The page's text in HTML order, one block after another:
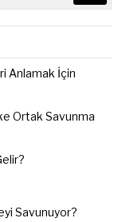
Anlamak İçin
Ortak Savunma
Savunuyor?